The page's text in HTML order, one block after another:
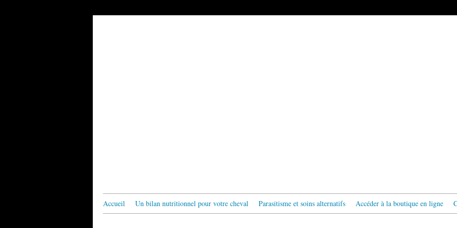
Accueil Un bilan nutritionnel pour votre cheval Parasitisme et soins alternatifs Accéder à la boutique en ligne